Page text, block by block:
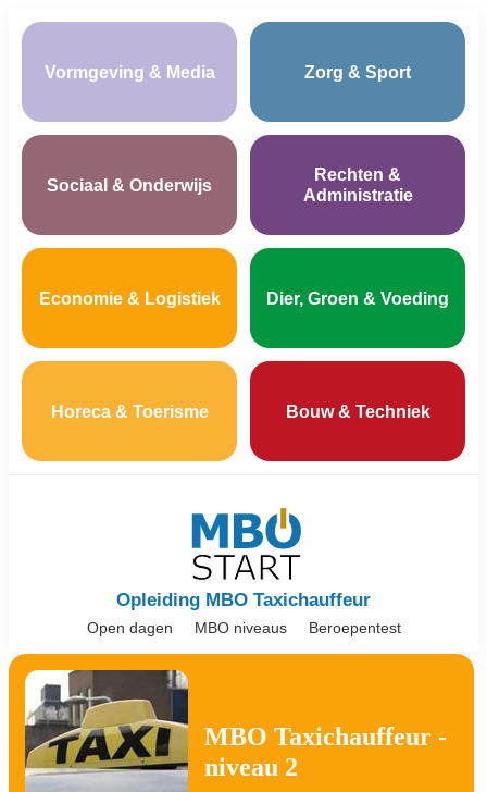
Vormgeving & Media Zorg & Sport
Sociaal & Onderwijs
Rechten &
Administratie
Economie & Logistiek Dier, Groen & Voeding
Horeca & Toerisme Bouw & Techniek
Opleiding MBO Taxichauffeur
Open dagen MBO niveaus Beroepentest
MBO Taxichauffeur -
niveau 2